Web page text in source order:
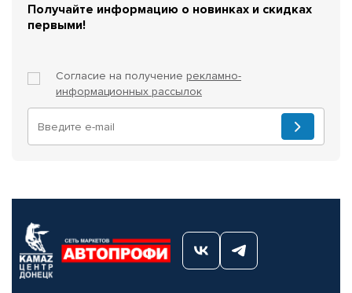
Получайте информацию о новинках и скидках
первыми!
Согласие на получение рекламно-
информационных рассылок